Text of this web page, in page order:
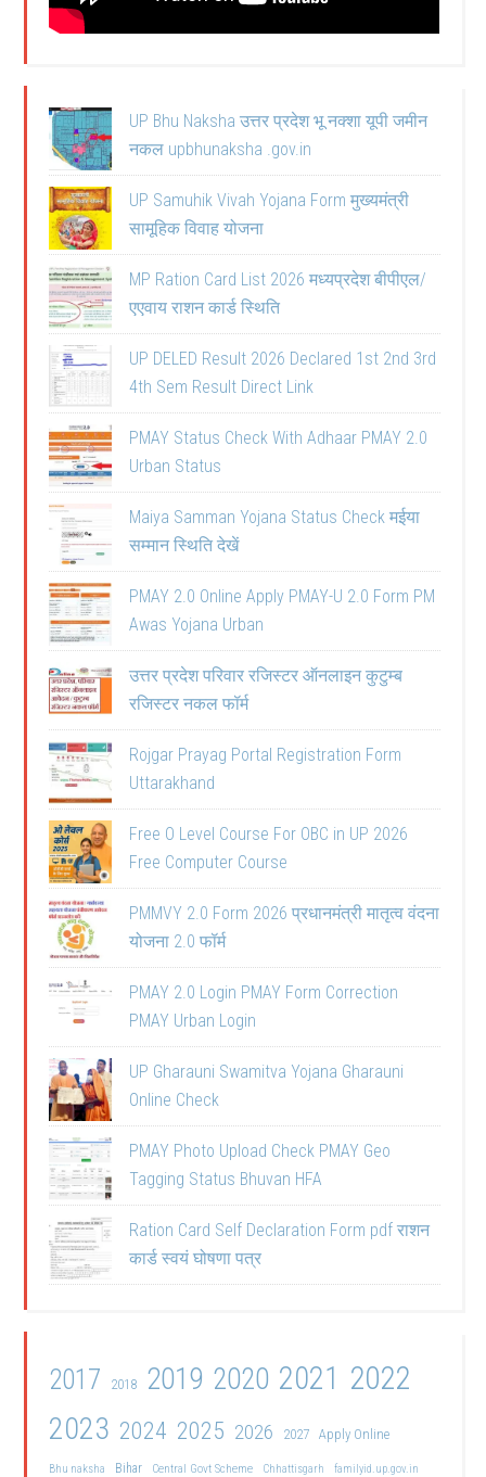
UP Bhu Naksha उत्तर प्रदेश भू नक्शा यूपी जमीन
नकल upbhunaksha .gov.in
UP Samuhik Vivah Yojana Form मुख्यमंत्री
सामूहिक विवाह योजना
MP Ration Card List 2026 मध्यप्रदेश बीपीएल/
एएवाय राशन कार्ड स्थिति
UP DELED Result 2026 Declared 1st 2nd 3rd
4th Sem Result Direct Link
PMAY Status Check With Adhaar PMAY 2.0
Urban Status
Maiya Samman Yojana Status Check मईया
सम्मान स्थिति देखें
PMAY 2.0 Online Apply PMAY-U 2.0 Form PM
Awas Yojana Urban
उत्तर प्रदेश परिवार रजिस्टर ऑनलाइन कुटुम्ब
रजिस्टर नकल फॉर्म
Rojgar Prayag Portal Registration Form
Uttarakhand
Free O Level Course For OBC in UP 2026
Free Computer Course
PMMVY 2.0 Form 2026 प्रधानमंत्री मातृत्व वंदना
योजना 2.0 फॉर्म
PMAY 2.0 Login PMAY Form Correction
PMAY Urban Login
UP Gharauni Swamitva Yojana Gharauni
Online Check
PMAY Photo Upload Check PMAY Geo
Tagging Status Bhuvan HFA
Ration Card Self Declaration Form pdf राशन
कार्ड स्वयं घोषणा पत्र
2017 2018 2019 2020 2021 2022
2023 2024 2025 2026 2027 Apply Online
Bhu naksha Bihar Central Govt Scheme Chhattisgarh familyid.up.gov.in